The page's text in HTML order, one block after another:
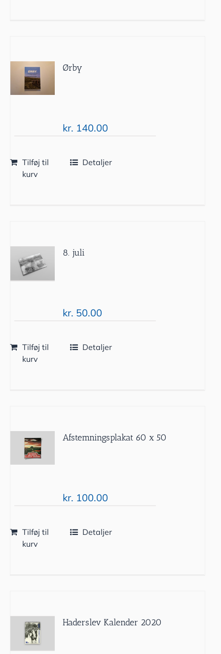
Ørby
kr. 140.00
Tilføj til
kurv
Detaljer
8. juli
kr. 50.00
Tilføj til
kurv
Detaljer
Afstemningsplakat 60 x 50
kr. 100.00
Tilføj til
kurv
Detaljer
Haderslev Kalender 2020